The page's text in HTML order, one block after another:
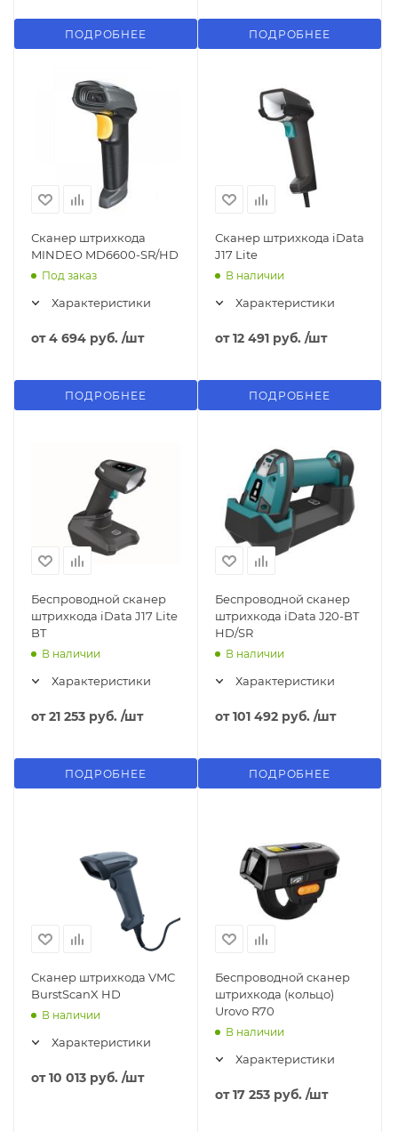
ПОДРОБНЕЕ ПОДРОБНЕЕ
Сканер штрихкода
MINDEO MD6600-SR/HD
Под заказ
Характеристики
от4 694 руб. /шт
ПОДРОБНЕЕ
Сканер штрихкода iData
J17 Lite
В наличии
Характеристики
от12 491 руб. /шт
ПОДРОБНЕЕ
Беспроводной сканер
штрихкода iData J17 Lite
BT
В наличии
Характеристики
от21 253 руб. /шт
ПОДРОБНЕЕ
Беспроводной сканер
штрихкода iData J20-BT
HD/SR
В наличии
Характеристики
от101 492 руб. /шт
ПОДРОБНЕЕ
Сканер штрихкода VMC
BurstScanX HD
В наличии
Характеристики
от10 013 руб. /шт
Беспроводной сканер
штрихкода (кольцо)
Urovo R70
В наличии
Характеристики
от17 253 руб. /шт